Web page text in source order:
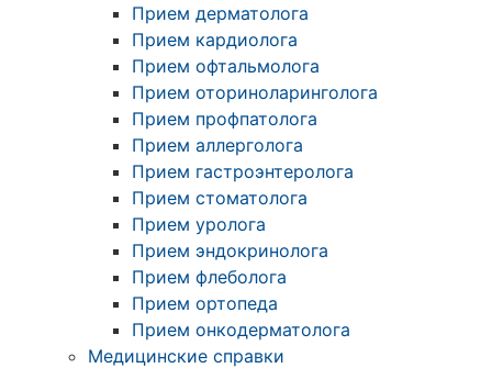
Прием дерматолога
Прием кардиолога
Прием офтальмолога
Прием оториноларинголога
Прием профпатолога
Прием аллерголога
Прием гастроэнтеролога
Прием стоматолога
Прием уролога
Прием эндокринолога
Прием флеболога
Прием ортопеда
Прием онкодерматолога
Медицинские справки